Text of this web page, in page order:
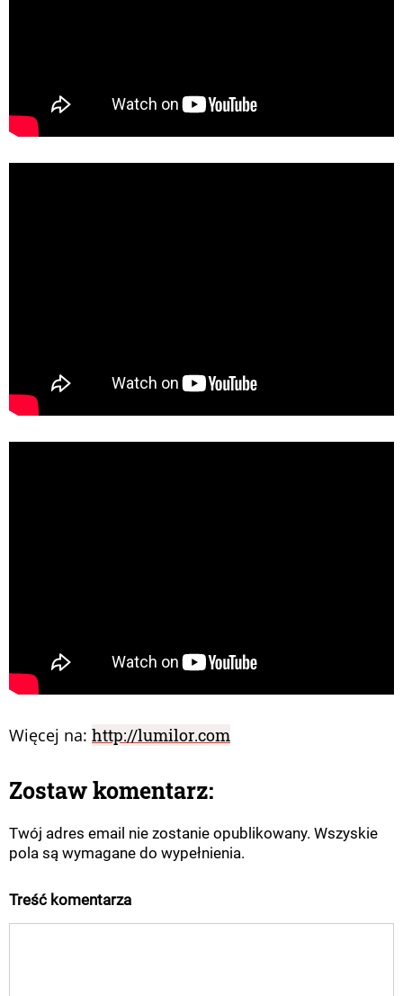
Więcej na: http://lumilor.com
Zostaw komentarz:
Twój adres email nie zostanie opublikowany. Wszyskie
pola są wymagane do wypełnienia.
Treść komentarza